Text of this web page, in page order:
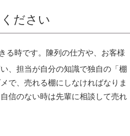
ださい
る時です。陳列の仕方や、お客様
、担当が自分の知識で独自の「棚
で、売れる棚にしなければなりま
信のない時は先輩に相談して売れ